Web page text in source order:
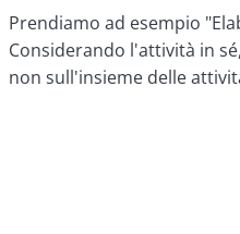
Prendiamo ad esempio
Considerando l'attività in
non sull'insieme delle